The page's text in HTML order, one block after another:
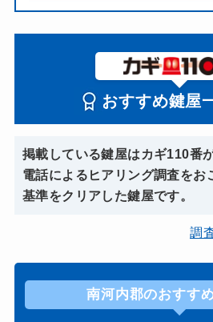
おすすめ鍵屋
掲載している鍵屋はカギ110番
電話によるヒアリング調査をお
基準をクリアした鍵屋です。
調
南河内郡のおすす